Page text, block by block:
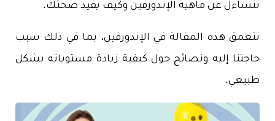
تتساءل عن ماهية الإندورفين وكيف يفيد صحتك.
تتعمق هذه المقالة في الإندورفين، بما في ذلك سبب
حاجتنا إليه ونصائح حول كيفية زيادة مستوياته بشكل
طبيعي.